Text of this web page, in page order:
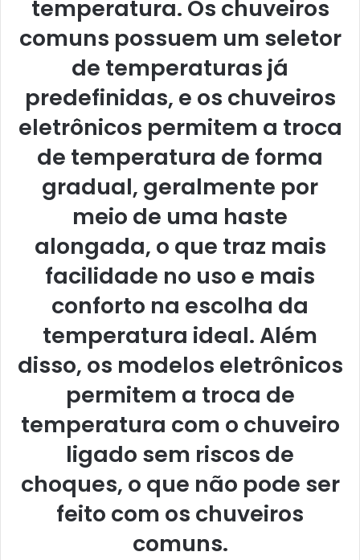
temperatura. Os chuveiros
comuns possuem um seletor
de temperaturas já
predefinidas, e os chuveiros
eletrônicos permitem a troca
de temperatura de forma
gradual, geralmente por
meio de uma haste
alongada, o que traz mais
facilidade no uso e mais
conforto na escolha da
temperatura ideal. Além
disso, os modelos eletrônicos
permitem a troca de
temperatura com o chuveiro
ligado sem riscos de
choques, o que não pode ser
feito com os chuveiros
comuns.